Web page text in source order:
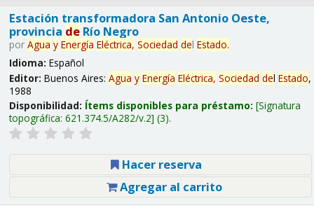
Estación transformadora San Antonio Oeste,
provincia deRío Negro
por Agua y Energía Eléctrica, Sociedad del Estado.
Idioma: Español
Editor: Buenos Aires: Agua y Energía Eléctrica, Sociedad del Estado,
1988
Disponibilidad: Ítems disponibles para préstamo: Signatura
topográfica: 621.374.5/A282/v.2 (3).
Hacer reserva
Agregar al carrito